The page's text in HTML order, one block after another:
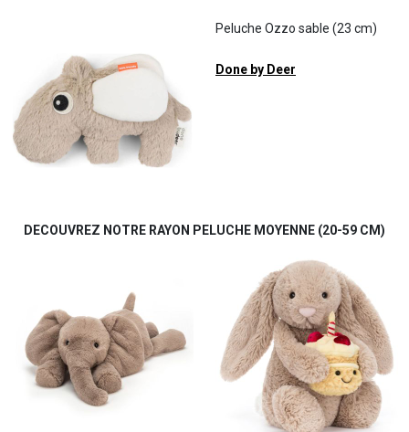
Peluche Ozzo sable (23 cm)
Done by Deer
DECOUVREZ NOTRE RAYON PELUCHE MOYENNE (20-59 CM)